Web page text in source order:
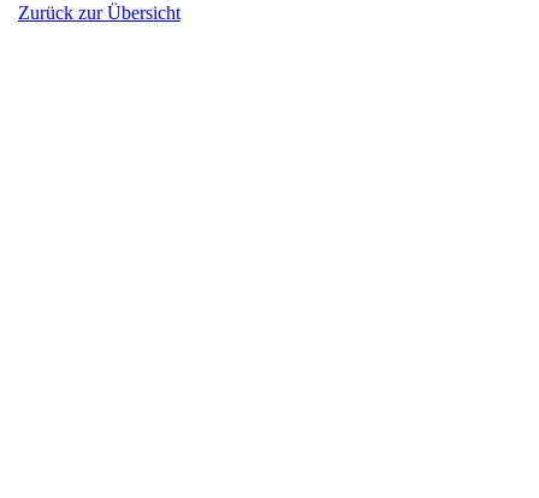
Zurück zur Übersicht